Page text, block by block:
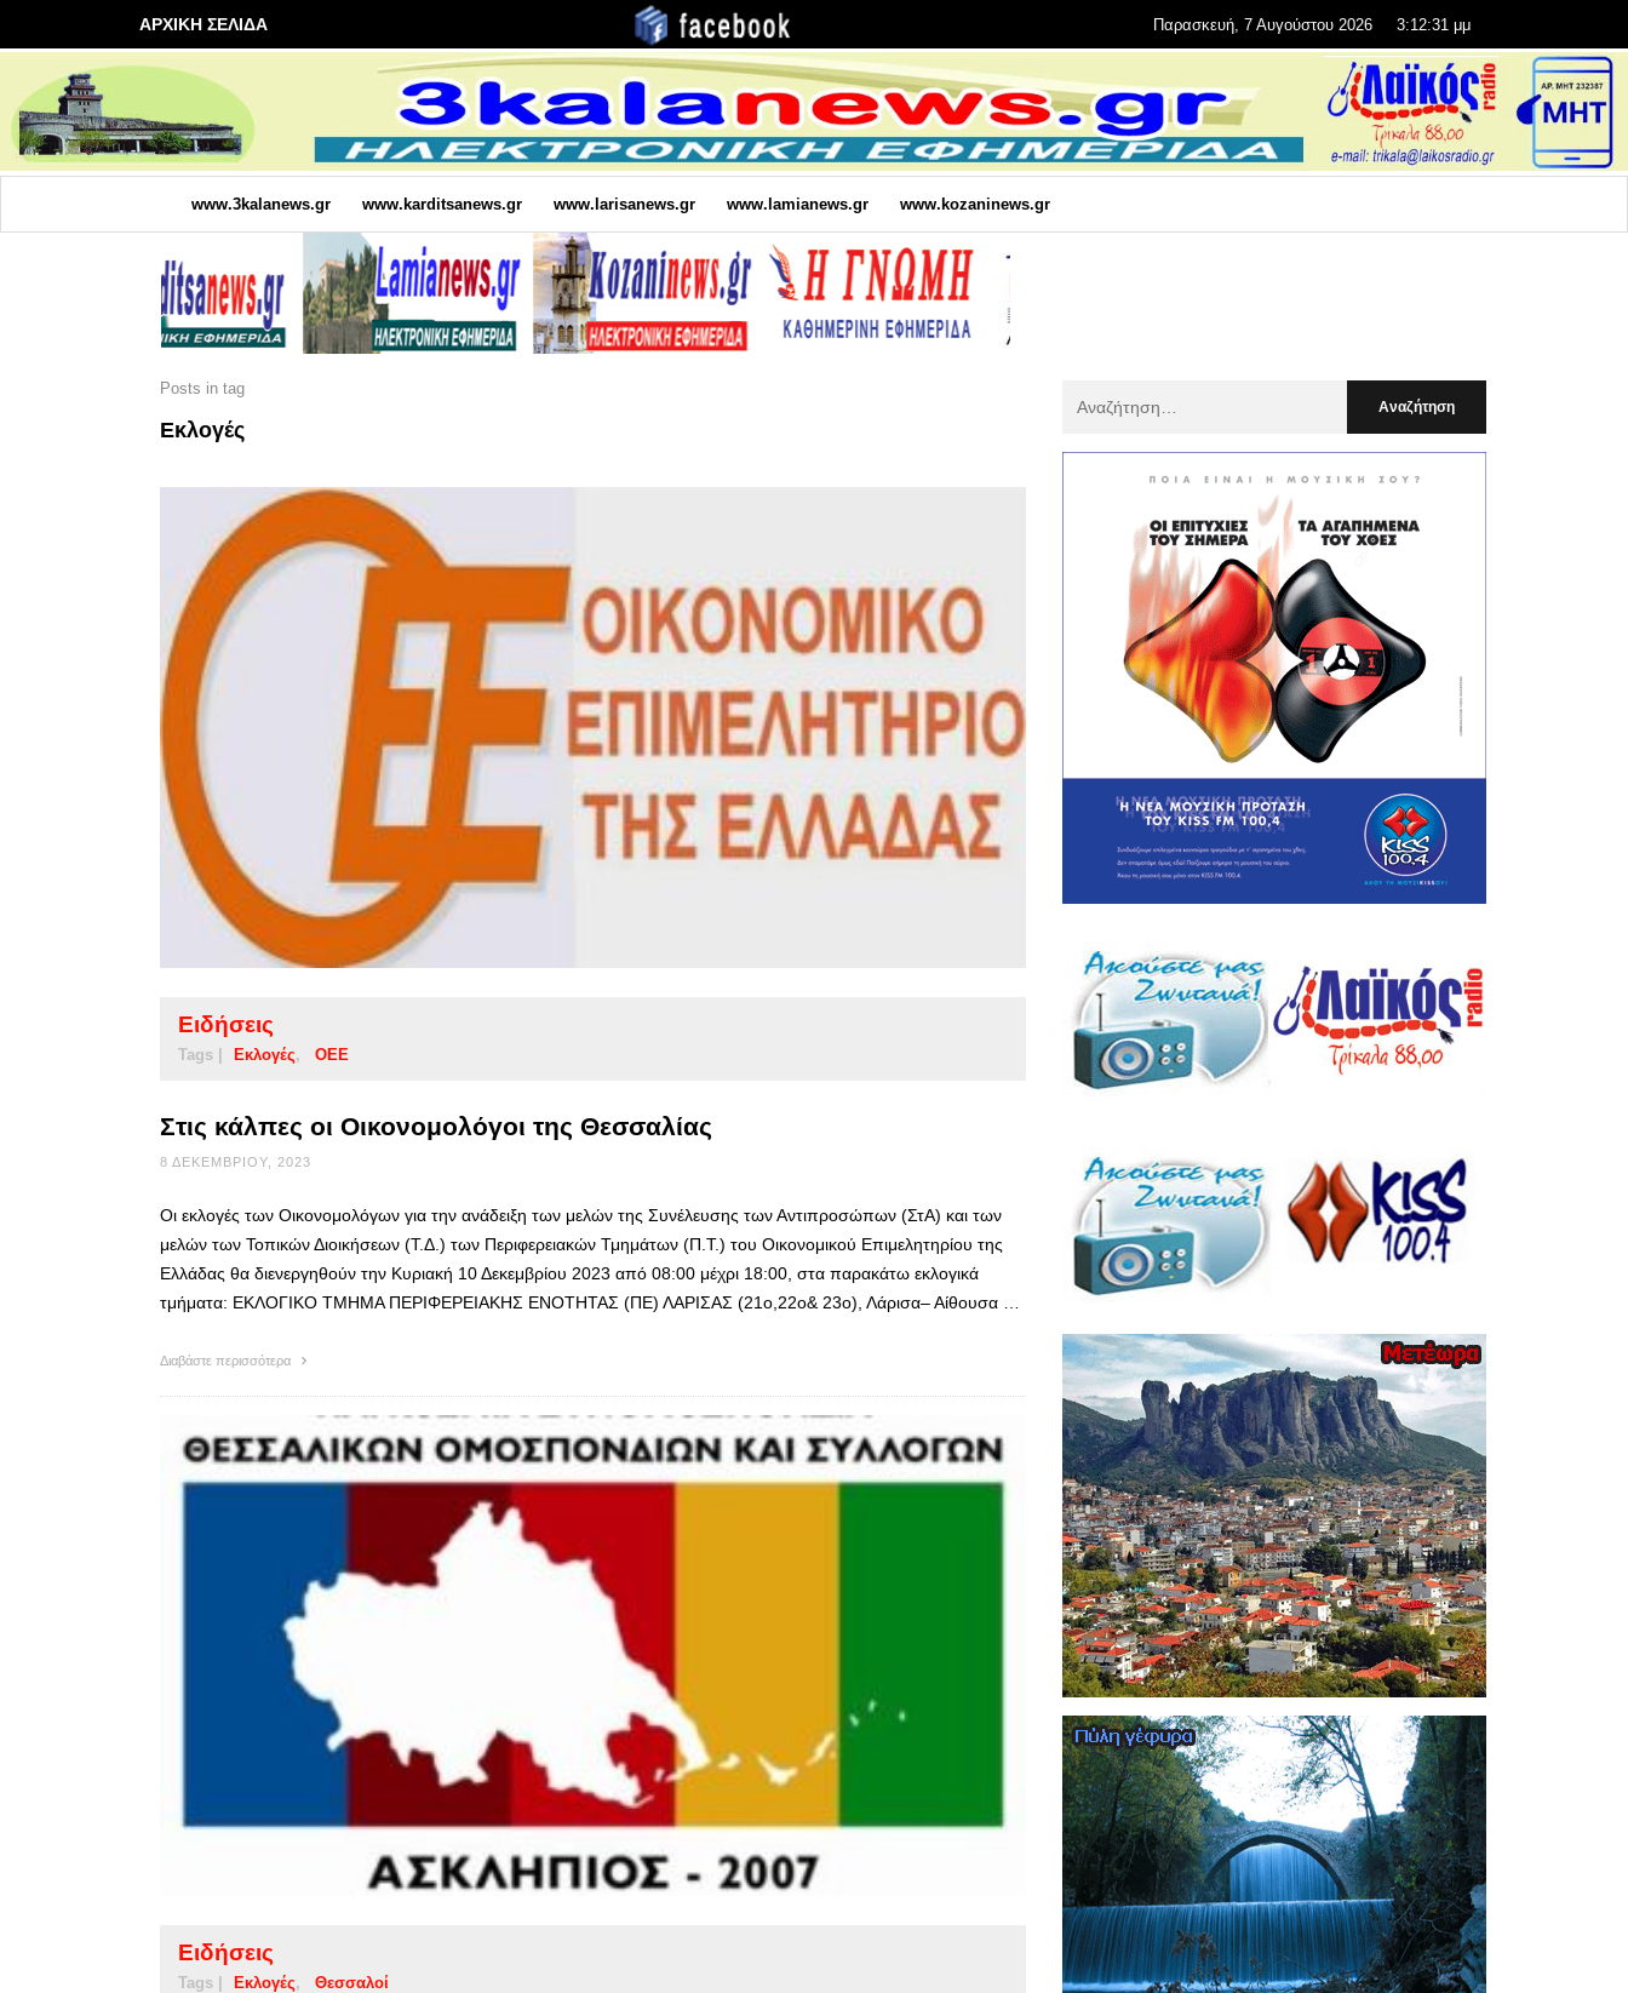
ΑΡΧΙΚΗ ΣΕΛΙΔΑ Παρασκευή, 7 Αυγούστου 2026 3:12:33 μμ
www.3kalanews.gr www.karditsanews.gr www.larisanews.gr www.lamianews.gr www.kozaninews.gr
Posts in tag
Εκλογές
Ειδήσεις
Tags | Εκλογές ΟΕΕ
Στις κάλπες οι Οικονομολόγοι της Θεσσαλίας
8 ΔΕΚΕΜΒΡΊΟΥ, 2023
Οι εκλογές των Οικονομολόγων για την ανάδειξη των μελών της Συνέλευσης των Αντιπροσώπων (ΣτΑ) και των
μελών των Τοπικών Διοικήσεων (Τ.Δ.) των Περιφερειακών Τμημάτων (Π.Τ.) του Οικονομικού Επιμελητηρίου της
Ελλάδας θα διενεργηθούν την Κυριακή 10 Δεκεμβρίου 2023 από 08:00 μέχρι 18:00, στα παρακάτω εκλογικά
τμήματα: ΕΚΛΟΓΙΚΟ ΤΜΗΜΑ ΠΕΡΙΦΕΡΕΙΑΚΗΣ ΕΝΟΤΗΤΑΣ (ΠΕ) ΛΑΡΙΣΑΣ (21ο,22ο& 23ο), Λάρισα– Αίθουσα …
Διαβάστε περισσότερα
Ειδήσεις
Tags | Εκλογές Θεσσαλοί
: